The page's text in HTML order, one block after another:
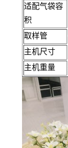
适配气袋容
积
取样管
主机尺寸
主机重量